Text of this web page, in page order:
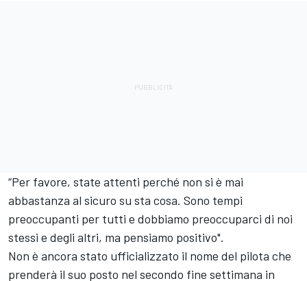
“Per favore, state attenti perché non si è mai
abbastanza al sicuro su sta cosa. Sono tempi
preoccupanti per tutti e dobbiamo preoccuparci di noi
stessi e degli altri, ma pensiamo positivo".
Non è ancora stato ufficializzato il nome del pilota che
prenderà il suo posto nel secondo fine settimana in